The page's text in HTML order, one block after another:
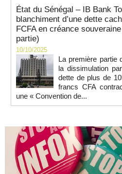
État du Sénégal – IB Bank
blanchiment d’une dette
FCFA en créance
partie)
10/10/2025
La première partie
la dissimulation
dette de plus de
francs CFA
une « Convention de...